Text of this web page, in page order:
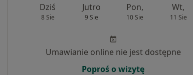
Dziś
8 Sie
Jutro
9 Sie
Pon,
10 Sie
Wt,
11 Sie
Umawianie online nie jest dostępne
Poproś o wizytę